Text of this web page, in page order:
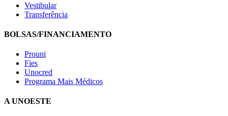
Vestibular
Transferência
BOLSAS/FINANCIAMENTO
Prouni
Fies
Unocred
Programa Mais Médicos
A UNOESTE